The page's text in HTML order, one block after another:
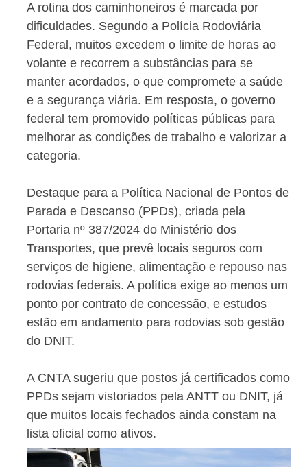
A rotina dos caminhoneiros é marcada por
dificuldades. Segundo a Polícia Rodoviária
Federal, muitos excedem o limite de horas ao
volante e recorrem a substâncias para se
manter acordados, o que compromete a saúde
e a segurança viária. Em resposta, o governo
federal tem promovido políticas públicas para
melhorar as condições de trabalho e valorizar a
categoria.
Destaque para a Política Nacional de Pontos de
Parada e Descanso (PPDs), criada pela
Portaria nº 387/2024 do Ministério dos
Transportes, que prevê locais seguros com
serviços de higiene, alimentação e repouso nas
rodovias federais. A política exige ao menos um
ponto por contrato de concessão, e estudos
estão em andamento para rodovias sob gestão
do DNIT.
A CNTA sugeriu que postos já certificados como
PPDs sejam vistoriados pela ANTT ou DNIT, já
que muitos locais fechados ainda constam na
lista oficial como ativos.